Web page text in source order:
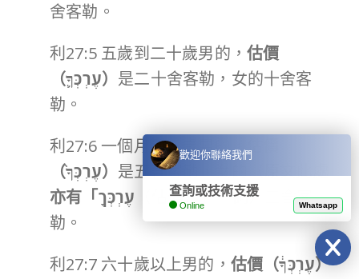
舍客勒。
利27:5 五歲到二十歲男的， 估價
（עֶרְכְּךָ֛） 是二十舍客勒，女的十舍客
勒。
利27:6 一個月到五歲男的，估價
（עֶרְכְּךָ֙） 是五舍客勒，女的（原文此處
亦有「עֶרְכְּךָ （估價）」一詞）
三舍客
勒。
利27:7 六十歲以上男的， 估價（עֶרְכְּךָ֔）
歡迎你聯絡我們
查詢或技術支援
Online Whatsapp